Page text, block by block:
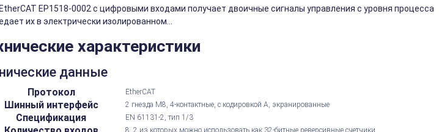
EP1518-0002 с цифровыми входами получает двоичные сигналы управления с уровня процесса
их в электрически изолированном...
характеристики
данные
Протокол EtherCAT
Шинный интерфейс 2 гнезда M8, 4-контактные, с кодировкой А, экранированные
Спецификация EN 61131-2, тип 1/3
8, 2 из которых можно использовать как 32-битные реверсивные счетчики.